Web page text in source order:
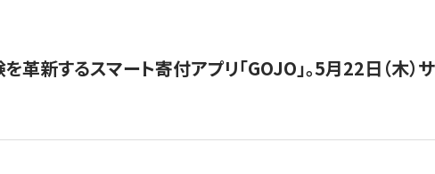
革新するスマート寄付アプリ「GOJO」。5月22日（木）